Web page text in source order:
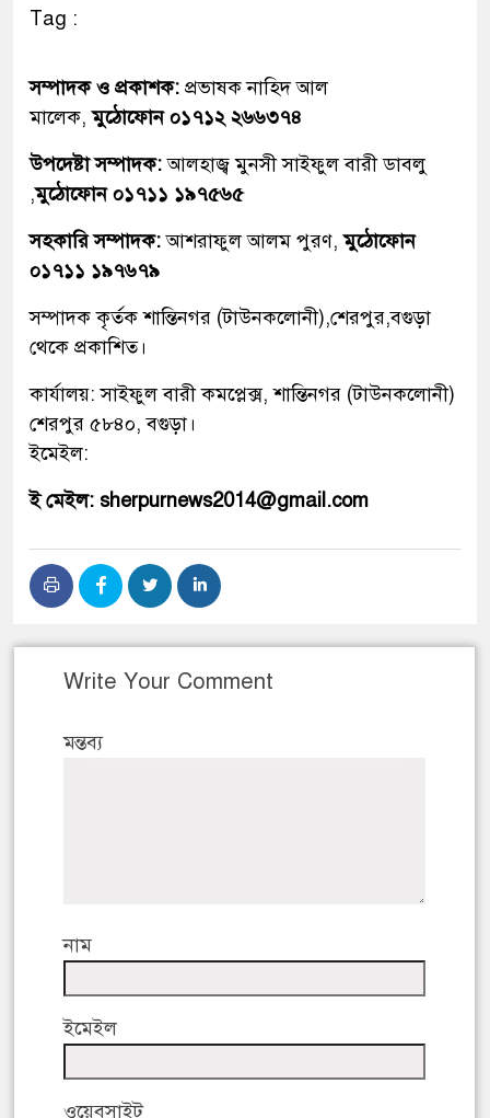
Tag :
সম্পাদক ও প্রকাশক: প্রভাষক নাহিদ আল
মালেক,মুঠোফোন ০১৭১২ ২৬৬৩৭৪
উপদেষ্টা সম্পাদক:আলহাজ্ব মুনসী সাইফুল বারী ডাবলু
,মুঠোফোন ০১৭১১ ১৯৭৫৬৫
সহকারি সম্পাদক:আশরাফুল আলম পুরণ,মুঠোফোন
০১৭১১ ১৯৭৬৭৯
সম্পাদক কৃর্তক শান্তিনগর (টাউনকলোনী),শেরপুর,বগুড়া
থেকে প্রকাশিত।
কার্যালয়: সাইফুল বারী কমপ্লেক্স, শান্তিনগর (টাউনকলোনী)
শেরপুর ৫৮৪০, বগুড়া।
ইমেইল:
ই মেইল: sherpurnews2014@gmail.com
Write Your Comment
মন্তব্য
নাম
ইমেইল
ওয়েবসাইট